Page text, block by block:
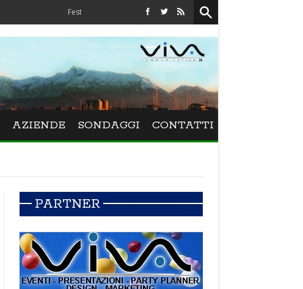
Festival La Versiliana - La direttrice lucchese Beatrice Venezi torna alla
AZIENDE SONDAGGI CONTATTI
PARTNER